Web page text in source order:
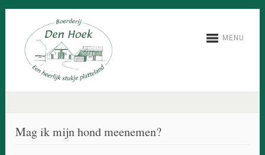
MENU
Mag ik mijn hond meenemen?